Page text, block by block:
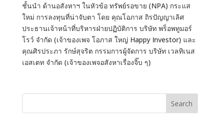
ชั้นนำ ด้านอสังหาฯ ในหัวข้อ ทรัพย์รอขาย (NPA) กระแส
ใหม่ การลงทุนที่น่าจับตา โดย คุณโอภาส ถิรปัญญาเลิศ
ประธานเจ้าหน้าที่บริหารฝ่ายปฏิบัติการ บริษัท พร็อพทูมอร์
โรว์ จำกัด (เจ้าของเพจ โอภาส ใหญ่ Happy Investor) และ
คุณศิรประภา รักษ์สุจริต กรรมการผู้จัดการ บริษัท เวลทิเนส
เอสเตท จำกัด (เจ้าของเพจอสังหาเรื่องจิ๊บ ๆ)
Search